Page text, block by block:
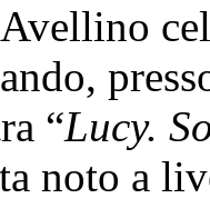
“Lucy.
noto a